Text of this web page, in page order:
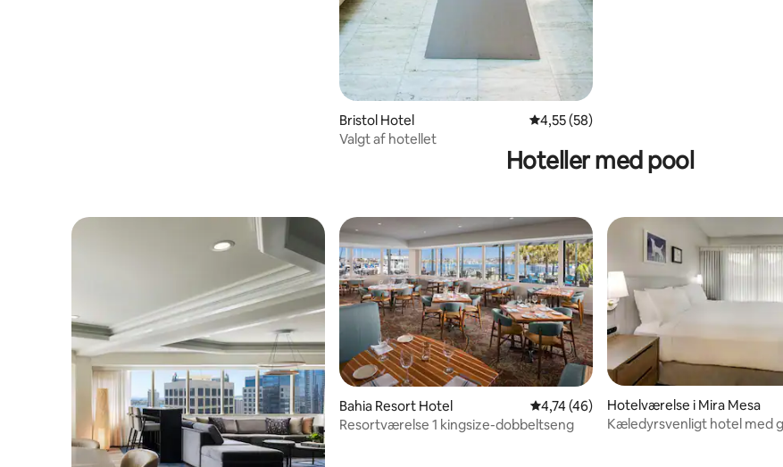
Bristol Hotel 4,55 ud af 5 i gennemsnitlig bedømmelse,
4,55 (58)
Valgt af hotellet
Hoteller med pool
Bahia Resort Hotel 4,74 ud af 5 i gennemsnitlig
4,74 (46)
Resortværelse 1 kingsize-dobbeltseng
Hotelværelse i Mira Mesa
Kæledyrsvenligt hotel med